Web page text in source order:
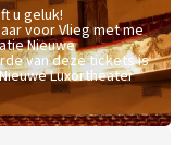
u geluk!
voor Vlieg met me
Nieuwe
van deze tickets is
Luxortheater